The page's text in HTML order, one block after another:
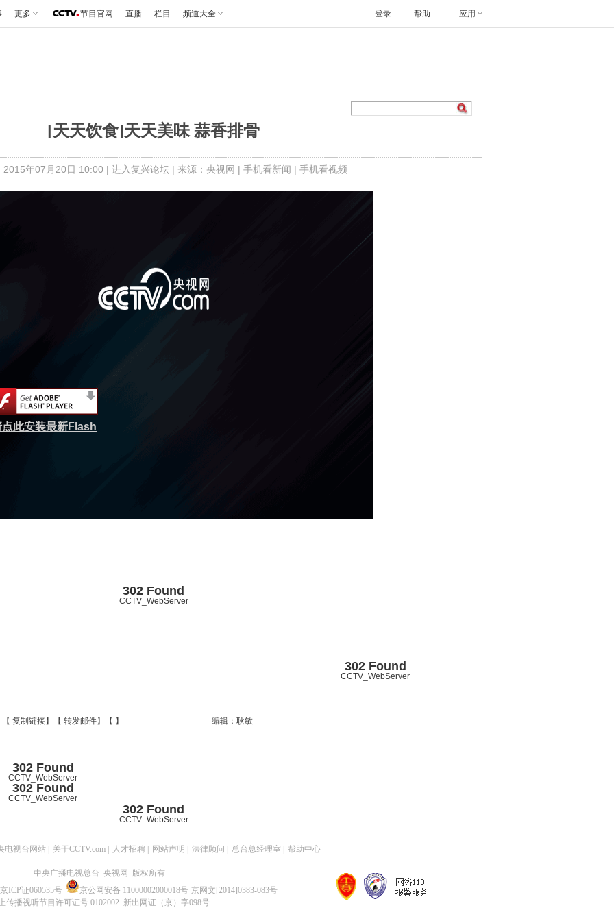
更多 节目官网 直播 栏目 频道大全 帮助 应用
登录
[天天饮食]天天美味 蒜香排骨
2015年07月20日 10:00 | 进入复兴论坛 | 来源：央视网 | 手机看新闻 | 手机看视频
点此安装最新Flash
302 Found
CCTV_WebServer
302 Found
CCTV_WebServer
编辑：耿敏
复制链接】【 转发邮件】【 】
302 Found
CCTV_WebServer
302 Found
CCTV_WebServer
302 Found
CCTV_WebServer
电视台网站 关于CCTV.com 人才招聘 网站声明 法律顾问 总台总经理室 帮助中心
中央广播电视总台 央视网 版权所有
京ICP证060535号
京公网安备 11000002000018号 京网文[2014]0383-083号
传播视听节目许可证号 0102002 新出网证（京）字098号